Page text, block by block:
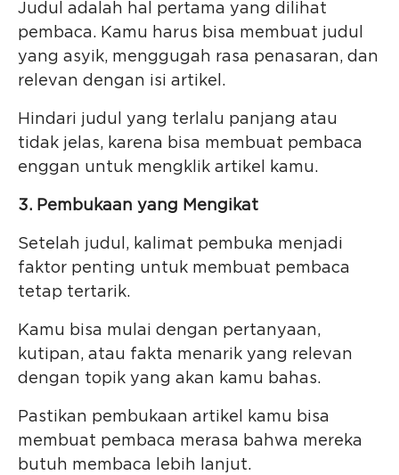
Judul adalah hal pertama yang dilihat
pembaca. Kamu harus bisa membuat judul
yang asyik, menggugah rasa penasaran, dan
relevan dengan isi artikel.
Hindari judul yang terlalu panjang atau
tidak jelas, karena bisa membuat pembaca
enggan untuk mengklik artikel kamu.
3. Pembukaan yang Mengikat
Setelah judul, kalimat pembuka menjadi
faktor penting untuk membuat pembaca
tetap tertarik.
Kamu bisa mulai dengan pertanyaan,
kutipan, atau fakta menarik yang relevan
dengan topik yang akan kamu bahas.
Pastikan pembukaan artikel kamu bisa
membuat pembaca merasa bahwa mereka
butuh membaca lebih lanjut.